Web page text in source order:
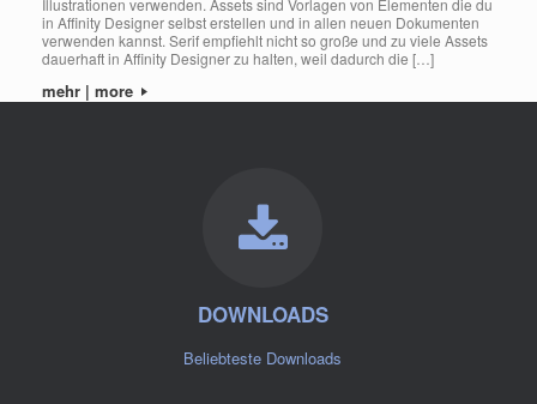
Illustrationen verwenden. Assets sind Vorlagen von Elementen die du
in Affinity Designer selbst erstellen und in allen neuen Dokumenten
verwenden kannst. Serif empfiehlt nicht so große und zu viele Assets
dauerhaft in Affinity Designer zu halten, weil dadurch die […]
mehr | more
DOWNLOADS
Beliebteste Downloads